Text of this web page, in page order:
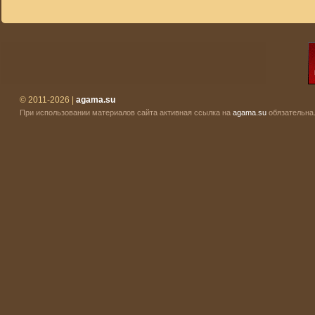
© 2011-2026 | agama.su
При использовании материалов сайта активная ссылка на agama.su обязательна.